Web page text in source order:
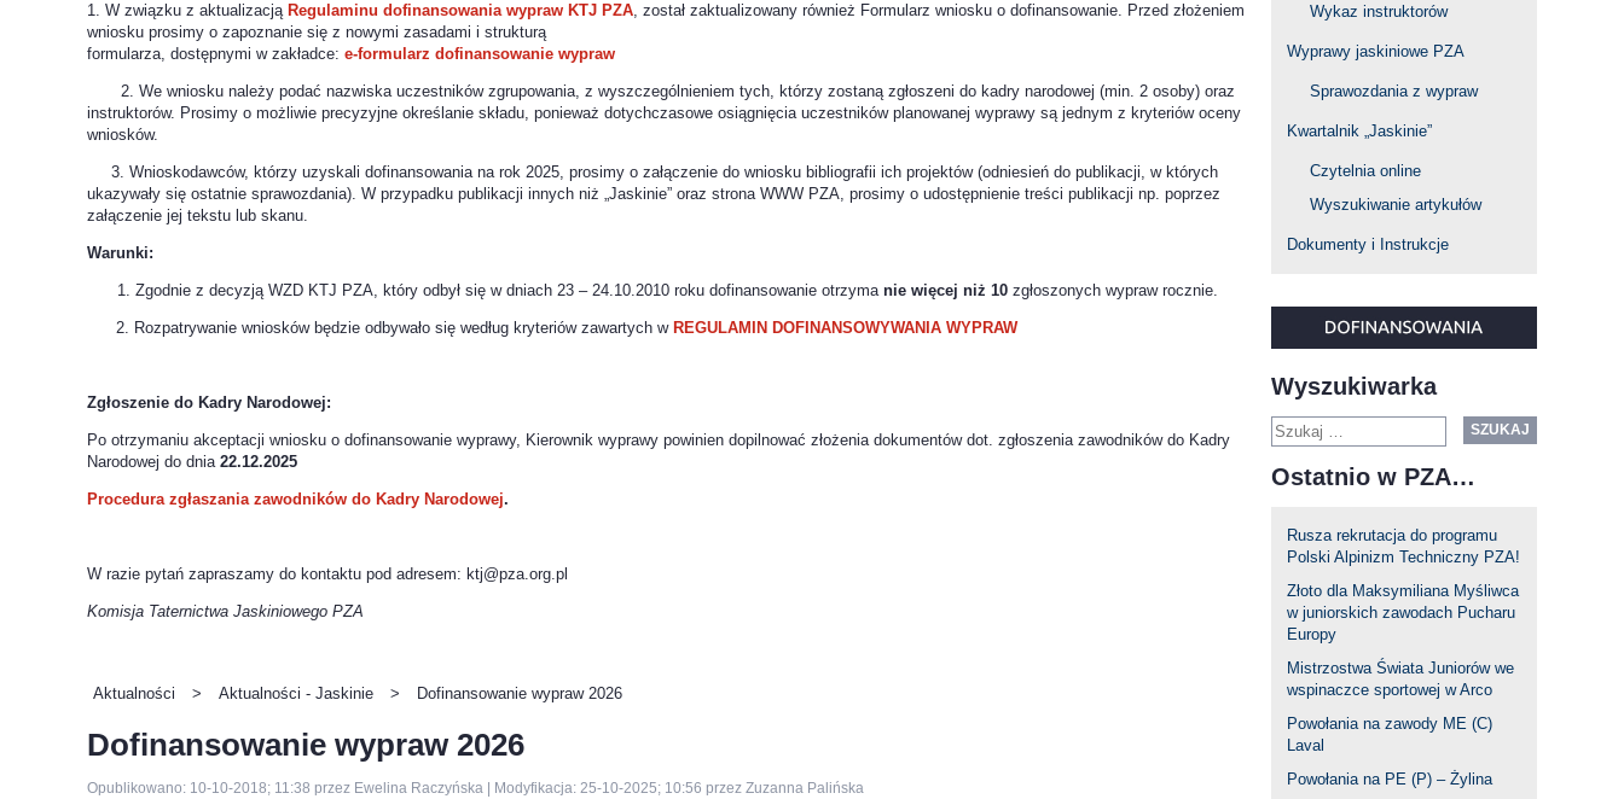
Wykaz instruktorów
Wyprawy jaskiniowe PZA
Sprawozdania z wypraw
Kwartalnik „Jaskinie”
Czytelnia online
Wyszukiwanie artykułów
Dokumenty i Instrukcje
Wyszukiwarka
SZUKAJ
Ostatnio w PZA…
Rusza rekrutacja do programu
Polski Alpinizm Techniczny PZA!
Złoto dla Maksymiliana Myśliwca
w juniorskich zawodach Pucharu
Europy
Mistrzostwa Świata Juniorów we
wspinaczce sportowej w Arco
Powołania na zawody ME (C)
Laval
Powołania na PE (P) – Żylina
1. W związku z aktualizacją Regulaminu dofinansowania wypraw KTJ PZA, został zaktualizowany również Formularz wniosku o dofinansowanie. Przed złożeniem
wniosku prosimy o zapoznanie się z nowymi zasadami i strukturą
formularza, dostępnymi w zakładce: e-formularz dofinansowanie wypraw
2. We wniosku należy podać nazwiska uczestników zgrupowania, z wyszczególnieniem tych, którzy zostaną zgłoszeni do kadry narodowej (min. 2 osoby) oraz
instruktorów. Prosimy o możliwie precyzyjne określanie składu, ponieważ dotychczasowe osiągnięcia uczestników planowanej wyprawy są jednym z kryteriów oceny
wniosków.
3. Wnioskodawców, którzy uzyskali dofinansowania na rok 2025, prosimy o załączenie do wniosku bibliografii ich projektów (odniesień do publikacji, w których
ukazywały się ostatnie sprawozdania). W przypadku publikacji innych niż „Jaskinie” oraz strona WWW PZA, prosimy o udostępnienie treści publikacji np. poprzez
załączenie jej tekstu lub skanu.
Warunki:
Zgodnie z decyzją WZD KTJ PZA, który odbył się w dniach 23 – 24.10.2010 roku dofinansowanie otrzyma nie więcej niż 10 zgłoszonych wypraw rocznie.
2. Rozpatrywanie wniosków będzie odbywało się według kryteriów zawartych w REGULAMIN DOFINANSOWYWANIA WYPRAW
Zgłoszenie do Kadry Narodowej:
Po otrzymaniu akceptacji wniosku o dofinansowanie wyprawy, Kierownik wyprawy powinien dopilnować złożenia dokumentów dot. zgłoszenia zawodników do Kadry
Narodowej do dnia 22.12.2025
Procedura zgłaszania zawodników do Kadry Narodowej.
W razie pytań zapraszamy do kontaktu pod adresem: ktj@pza.org.pl
Komisja Taternictwa Jaskiniowego PZA
Aktualności > Aktualności - Jaskinie > Dofinansowanie wypraw 2026
Dofinansowanie wypraw 2026
Opublikowano: 10-10-2018; 11:38 przez Ewelina Raczyńska | Modyfikacja: 25-10-2025; 10:56 przez Zuzanna Palińska